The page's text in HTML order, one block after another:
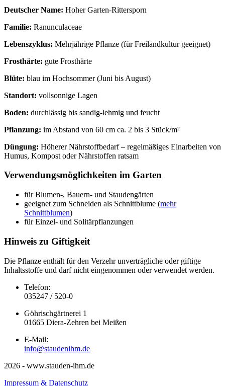
Deutscher Name: Hoher Garten-Rittersporn
Familie: Ranunculaceae
Lebenszyklus: Mehrjährige Pflanze (für Freilandkultur geeignet)
Frosthärte: gute Frosthärte
Blüte: blau im Hochsommer (Juni bis August)
Standort: vollsonnige Lagen
Boden: durchlässig bis sandig-lehmig und feucht
Pflanzung: im Abstand von 60 cm ca. 2 bis 3 Stück/m²
Düngung: Höherer Nährstoffbedarf – regelmäßiges Einarbeiten von
Humus, Kompost oder Nährstoffen ratsam
Verwendungsmöglichkeiten im Garten
für Blumen-, Bauern- und Staudengärten
geeignet zum Schneiden als Schnittblume (mehr
Schnittblumen)
für Einzel- und Solitärpflanzungen
Hinweis zu Giftigkeit
Die Pflanze enthält für den Verzehr unverträgliche oder giftige
Inhaltsstoffe und darf nicht eingenommen oder verwendet werden.
Telefon:
035247 / 520-0
Göhrischgärtnerei 1
01665 Diera-Zehren bei Meißen
E-Mail:
info@staudenihm.de
2026 - www.stauden-ihm.de
Impressum & Datenschutz